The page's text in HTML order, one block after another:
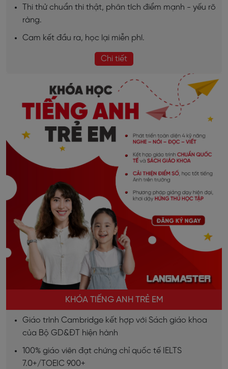
Thi thử chuẩn thi thật, phân tích điểm mạnh - yếu rõ
ràng.
Cam kết đầu ra, học lại miễn phí.
Chi tiết
KHÓA TIẾNG ANH TRẺ EM
Giáo trình Cambridge kết hợp với Sách giáo khoa
của Bộ GD&ĐT hiện hành
100% giáo viên đạt chứng chỉ quốc tế IELTS
7.0+/TOEIC 900+